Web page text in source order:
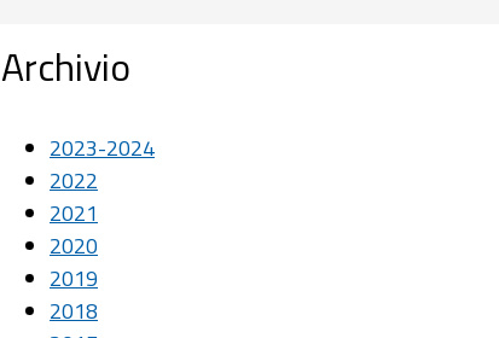
Archivio
2023-2024
2022
2021
2020
2019
2018